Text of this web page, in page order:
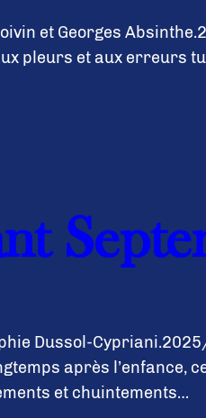
et Georges
pleurs et aux erreurs
Dussol-
après l’enfance,
et chuintements…